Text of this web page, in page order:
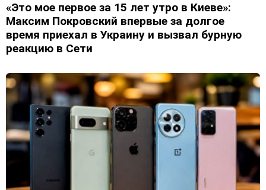
«Это мое первое за 15 лет утро в Киеве»:
Максим Покровский впервые за долгое
время приехал в Украину и вызвал бурную
реакцию в Сети